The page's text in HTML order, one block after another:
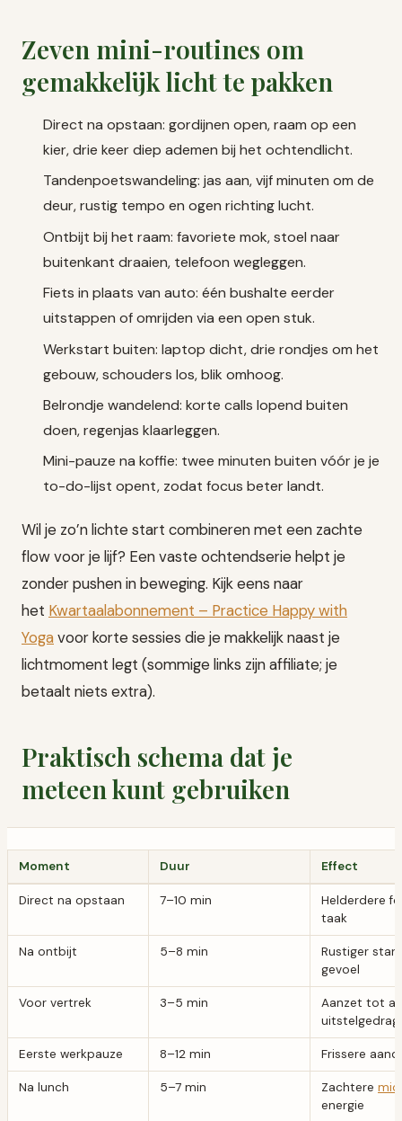
Zeven mini-routines om
gemakkelijk licht te pakken
Direct na opstaan: gordijnen open, raam op een
kier, drie keer diep ademen bij het ochtendlicht.
Tandenpoetswandeling: jas aan, vijf minuten om de
deur, rustig tempo en ogen richting lucht.
Ontbijt bij het raam: favoriete mok, stoel naar
buitenkant draaien, telefoon wegleggen.
Fiets in plaats van auto: één bushalte eerder
uitstappen of omrijden via een open stuk.
Werkstart buiten: laptop dicht, drie rondjes om het
gebouw, schouders los, blik omhoog.
Belrondje wandelend: korte calls lopend buiten
doen, regenjas klaarleggen.
Mini-pauze na koffie: twee minuten buiten vóór je je
to-do-lijst opent, zodat focus beter landt.
Wil je zo’n lichte start combineren met een zachte
flow voor je lijf? Een vaste ochtendserie helpt je
zonder pushen in beweging. Kijk eens naar
het Kwartaalabonnement – Practice Happy with
Yogavoor korte sessies die je makkelijk naast je
lichtmoment legt (sommige links zijn affiliate; je
betaalt niets extra).
Praktisch schema dat je
meteen kunt gebruiken
Moment Duur Effect
Direct na opstaan 7–10 min
Helderdere
taak
Na ontbijt 5–8 min
Rustiger
gevoel
Voor vertrek 3–5 min
Aanzet tot
uitstelgedrag
Eerste werkpauze 8–12 min Frissere
Na lunch 5–7 min Zachtere
energie